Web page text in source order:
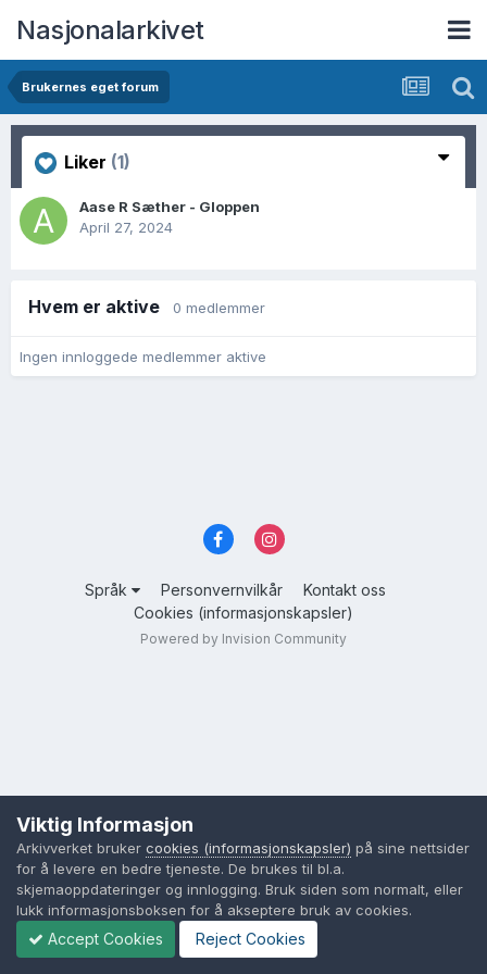
Nasjonalarkivet
Brukernes eget forum
Liker (1)
Aase R Sæther - Gloppen
April 27, 2024
Hvem er aktive 0 medlemmer
Ingen innloggede medlemmer aktive
Språk Personvernvilkår
Kontakt oss
Cookies (informasjonskapsler)
Powered by Invision Community
Viktig Informasjon
Arkivverket bruker cookies (informasjonskapsler) på sine nettsider
for å levere en bedre tjeneste. De brukes til bl.a.
skjemaoppdateringer og innlogging. Bruk siden som normalt, eller
lukk informasjonsboksen for å akseptere bruk av cookies.
Accept Cookies Reject Cookies